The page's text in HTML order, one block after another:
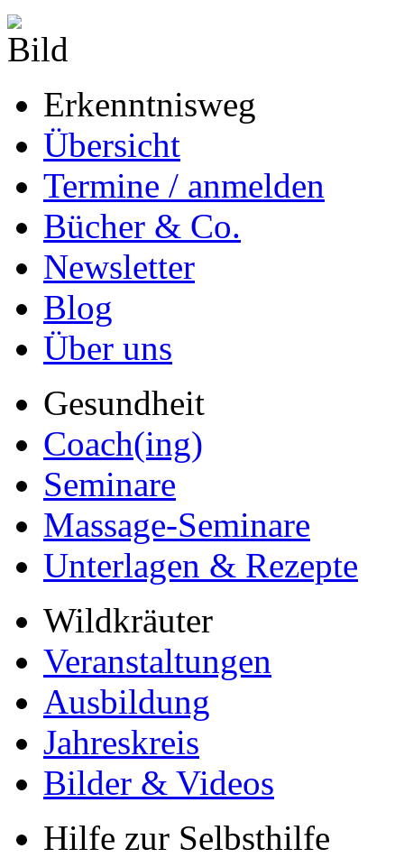
Erkenntnisweg
Übersicht
Termine / anmelden
Bücher & Co.
Newsletter
Blog
Über uns
Gesundheit
Coach(ing)
Seminare
Massage-Seminare
Unterlagen & Rezepte
Wildkräuter
Veranstaltungen
Ausbildung
Jahreskreis
Bilder & Videos
Hilfe zur Selbsthilfe